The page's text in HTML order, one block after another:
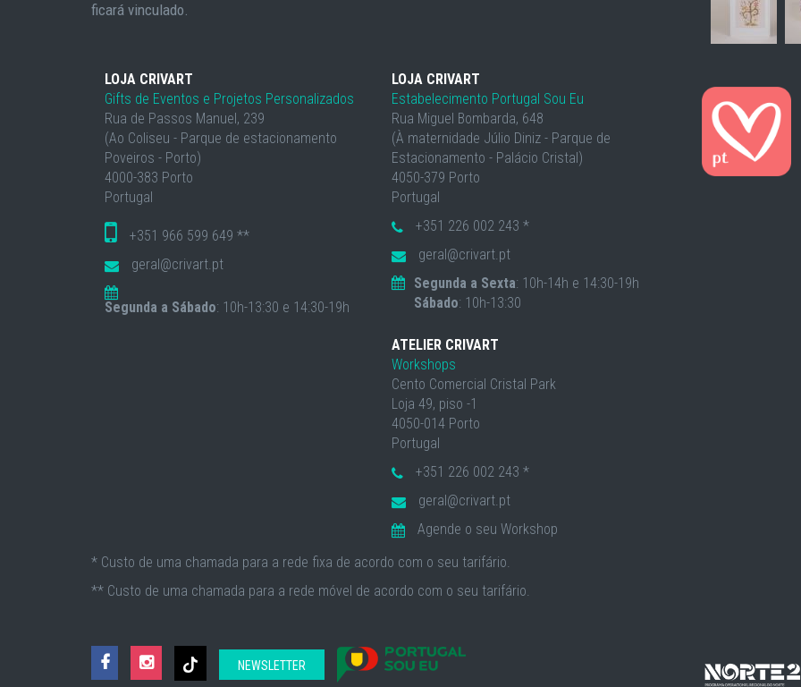
ficará vinculado.
LOJA CRIVART
Gifts de Eventos e Projetos Personalizados
Rua de Passos Manuel, 239
(Ao Coliseu - Parque de estacionamento
Poveiros - Porto)
4000-383 Porto
Portugal
+351 966 599 649 **
geral@crivart.pt
Segunda a Sábado: 10h-13:30 e 14:30-19h
LOJA CRIVART
Estabelecimento Portugal Sou Eu
Rua Miguel Bombarda, 648
(À maternidade Júlio Diniz - Parque de
Estacionamento - Palácio Cristal)
4050-379 Porto
Portugal
+351 226 002 243 *
geral@crivart.pt
Segunda a Sexta: 10h-14h e 14:30-19h
Sábado: 10h-13:30
ATELIER CRIVART
Workshops
Cento Comercial Cristal Park
Loja 49, piso -1
4050-014 Porto
Portugal
+351 226 002 243 *
geral@crivart.pt
Agende o seu Workshop
* Custo de uma chamada para a rede fixa de acordo com o seu tarifário.
** Custo de uma chamada para a rede móvel de acordo com o seu tarifário.
NEWSLETTER